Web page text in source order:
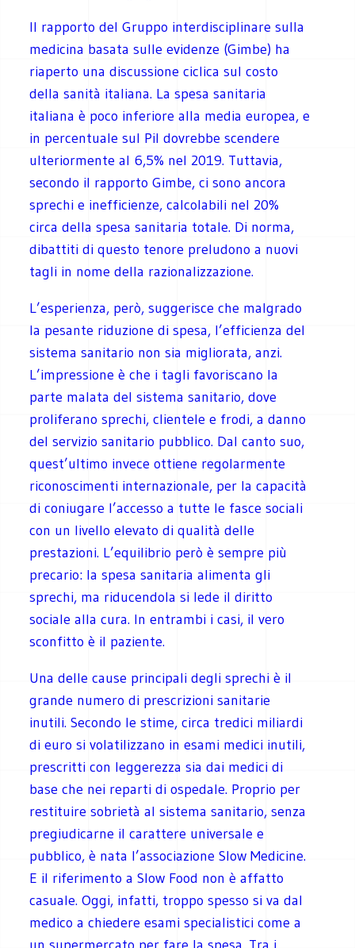
Il rapporto del Gruppo interdisciplinare sulla
medicina basata sulle evidenze (Gimbe) ha
riaperto una discussione ciclica sul costo
della sanità italiana. La spesa sanitaria
italiana è poco inferiore alla media europea, e
in percentuale sul Pil dovrebbe scendere
ulteriormente al 6,5% nel 2019. Tuttavia,
secondo il rapporto Gimbe, ci sono ancora
sprechi e inefficienze, calcolabili nel 20%
circa della spesa sanitaria totale. Di norma,
dibattiti di questo tenore preludono a nuovi
tagli in nome della razionalizzazione.
L’esperienza, però, suggerisce che malgrado
la pesante riduzione di spesa, l’efficienza del
sistema sanitario non sia migliorata, anzi.
L’impressione è che i tagli favoriscano la
parte malata del sistema sanitario, dove
proliferano sprechi, clientele e frodi, a danno
del servizio sanitario pubblico. Dal canto suo,
quest’ultimo invece ottiene regolarmente
riconoscimenti internazionale, per la capacità
di coniugare l’accesso a tutte le fasce sociali
con un livello elevato di qualità delle
prestazioni. L’equilibrio però è sempre più
precario: la spesa sanitaria alimenta gli
sprechi, ma riducendola si lede il diritto
sociale alla cura. In entrambi i casi, il vero
sconfitto è il paziente.
Una delle cause principali degli sprechi è il
grande numero di prescrizioni sanitarie
inutili. Secondo le stime, circa tredici miliardi
di euro si volatilizzano in esami medici inutili,
prescritti con leggerezza sia dai medici di
base che nei reparti di ospedale. Proprio per
restituire sobrietà al sistema sanitario, senza
pregiudicarne il carattere universale e
pubblico, è nata l’associazione Slow Medicine.
E il riferimento a Slow Food non è affatto
casuale. Oggi, infatti, troppo spesso si va dal
medico a chiedere esami specialistici come a